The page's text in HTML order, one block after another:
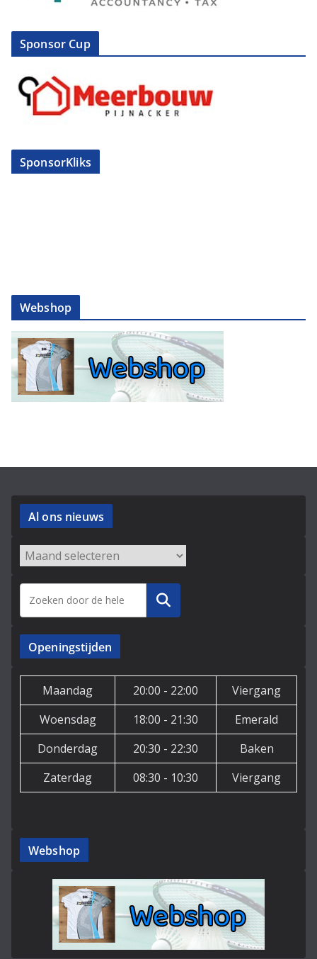
Sponsor Cup
SponsorKliks
Webshop
Al ons nieuws
Archieven
Zoeken
Openingstijden
Maandag 20:00 - 22:00
Viergang
Woensdag
18:00 - 21:30
Emerald
Donderdag
20:30 - 22:30
Baken
Zaterdag
08:30 - 10:30 Viergang
Webshop